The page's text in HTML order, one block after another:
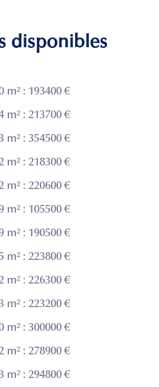
disponibles
: 193400 €
: 213700 €
: 354500 €
: 218300 €
: 220600 €
: 105500 €
: 190500 €
: 223800 €
: 226300 €
: 223200 €
: 300000 €
: 278900 €
: 294800 €